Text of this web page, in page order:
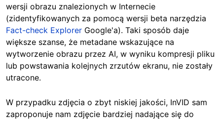
wersji obrazu znalezionych w Internecie
(zidentyfikowanych za pomocą wersji beta narzędzia
Fact-check Explorer Google'a). Taki sposób daje
większe szanse, że metadane wskazujące na
wytworzenie obrazu przez AI, w wyniku kompresji pliku
lub powstawania kolejnych zrzutów ekranu, nie zostały
utracone.
W przypadku zdjęcia o zbyt niskiej jakości, InVID sam
zaproponuje nam zdjęcie bardziej nadające się do